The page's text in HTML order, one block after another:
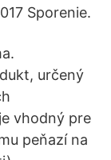
Sporenie.
určený
vhodný pre
peňazí na